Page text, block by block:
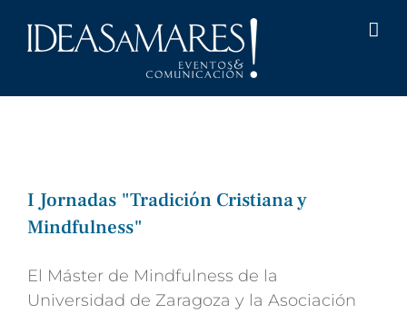
I Jornadas "Tradición Cristiana y
Mindfulness"
El Máster de Mindfulness de la
Universidad de Zaragoza y la Asociación